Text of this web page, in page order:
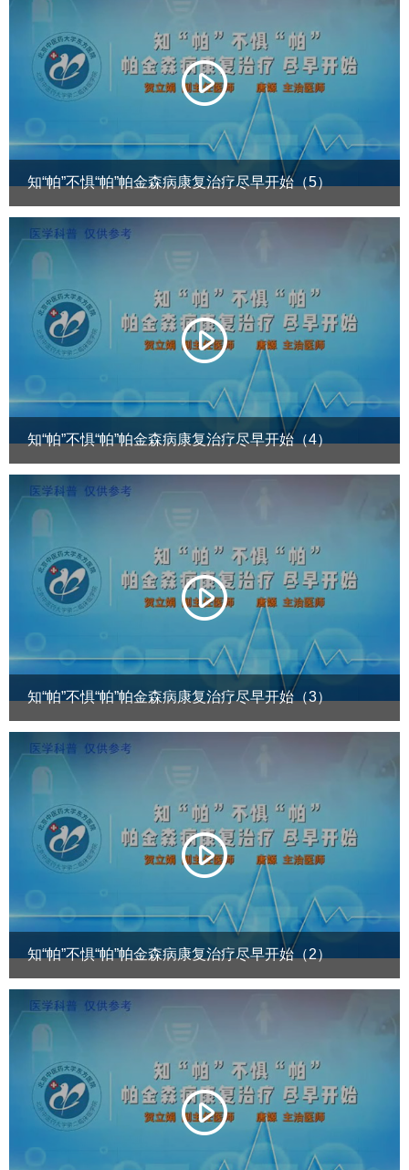
知“帕”不惧“帕”帕金森病康复治疗尽早开始（5）
知“帕”不惧“帕”帕金森病康复治疗尽早开始（4）
知“帕”不惧“帕”帕金森病康复治疗尽早开始（3）
知“帕”不惧“帕”帕金森病康复治疗尽早开始（2）